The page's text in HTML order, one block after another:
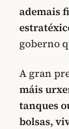
ademais
goberno
A gran
máis
tanques
bolsas,